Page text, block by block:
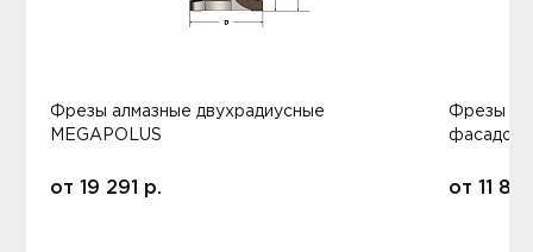
Фрезы алмазные двухрадиусные
MEGAPOLUS
от 19 291 р.
Фрезы
фасадов
от 11